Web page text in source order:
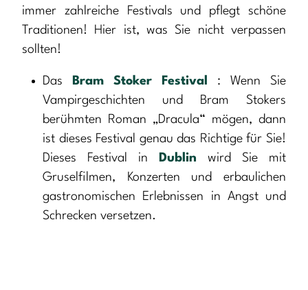
immer zahlreiche Festivals und pflegt schöne
Traditionen! Hier ist, was Sie nicht verpassen
sollten!
Das Bram Stoker Festival : Wenn Sie
Vampirgeschichten und Bram Stokers
berühmten Roman „Dracula“ mögen, dann
ist dieses Festival genau das Richtige für Sie!
Dieses Festival in
Dublin wird Sie mit
Gruselfilmen, Konzerten und erbaulichen
gastronomischen Erlebnissen in Angst und
Schrecken versetzen.